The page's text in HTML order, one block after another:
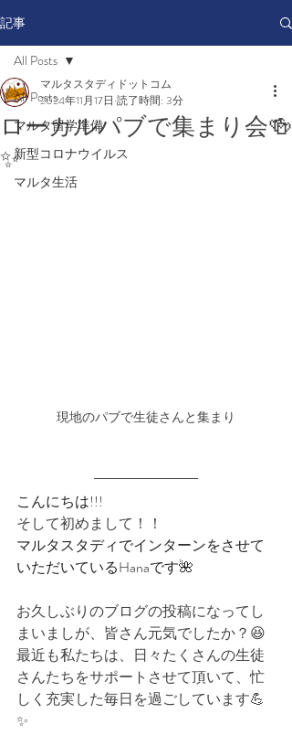
記事
All Posts
マルタ留学準備
新型コロナウイルス
マルタ生活
All Posts
ローカルパブで集まり会🍻
✨
マルタスタディドットコム
2024年11月17日 読了時間: 3分
現地のパブで生徒さんと集まり
こんにちは!!!
そして初めまして！！
マルタスタディでインターンをさせて
いただいているHanaです🌺
お久しぶりのブログの投稿になってし
まいましが、皆さん元気でしたか？😆
最近も私たちは、日々たくさんの生徒
さんたちをサポートさせて頂いて、忙
しく充実した毎日を過ごしています💪
✨